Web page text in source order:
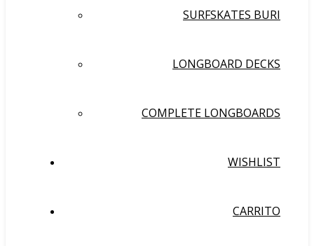
SURFSKATES BURI
LONGBOARD DECKS
COMPLETE LONGBOARDS
WISHLIST
CARRITO